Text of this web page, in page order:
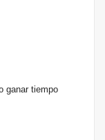
ganar tiempo